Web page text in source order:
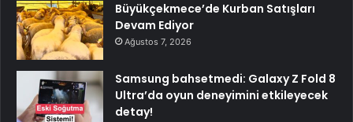
Büyükçekmece’de Kurban Satışları
Devam Ediyor
Ağustos 7, 2026
Samsung bahsetmedi: Galaxy Z Fold 8
Ultra’da oyun deneyimini etkileyecek
detay!